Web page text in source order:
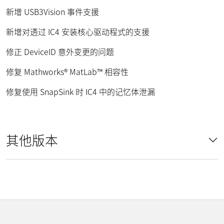
新增 USB3Vision 事件支援
新增对透过 IC4 安装核心驱动程式的支援
修正 DeviceID 意外变更的问题
修复 Mathworks® MatLab™ 相容性
修复使用 SnapSink 时 IC4 中的记忆体泄漏
其他版本